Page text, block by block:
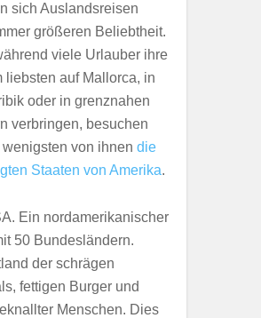
sich Auslandsreisen
größeren Beliebtheit.
viele Urlauber ihre
liebsten auf Mallorca, in
oder in grenznahen
verbringen, besuchen
wenigsten von ihnen die
Staaten von Amerika.
Ein nordamerikanischer
50 Bundesländern.
der schrägen
fettigen Burger und
Menschen. Dies